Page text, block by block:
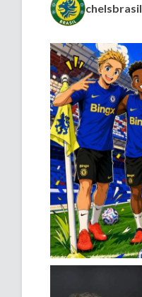
chelsbrasil